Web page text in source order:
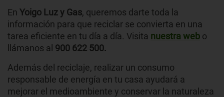
En Yoigo Luz y Gas, queremos darte toda la
información para que reciclar se convierta en una
tarea eficiente en tu día a día. Visita nuestra web o
llámanos al 900 622 500.
Además del reciclaje, realizar un consumo
responsable de energía en tu casa ayudará a
mejorar el medioambiente y conservar la naturaleza